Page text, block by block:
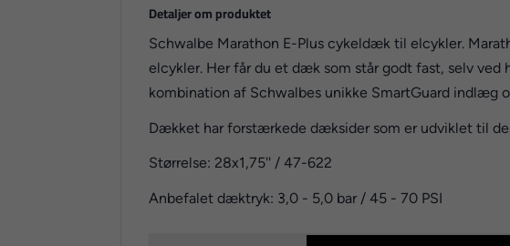
Detaljer om produktet
Schwalbe Marathon E-Plus cykeldæk til elcykler.
elcykler. Her får du et dæk som står godt fast, selv
kombination af Schwalbes unikke SmartGuard indlæg
Dækket har forstærkede dæksider som er udviklet til
Størrelse: 28x1,75'' / 47-622
Anbefalet dæktryk: 3,0 - 5,0 bar / 45 - 70 PSI